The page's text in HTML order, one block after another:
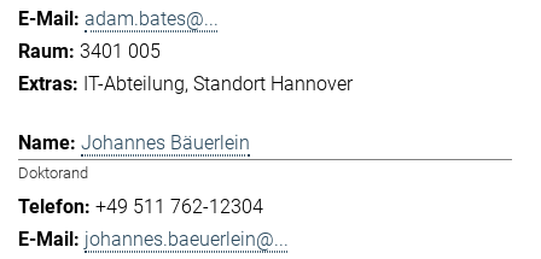
adam.bates@...
3401 005
IT-Abteilung Standort Hannover
Johannes Bäuerlein
Doktorand
+49 511 762-12304
johannes.baeuerlein@...